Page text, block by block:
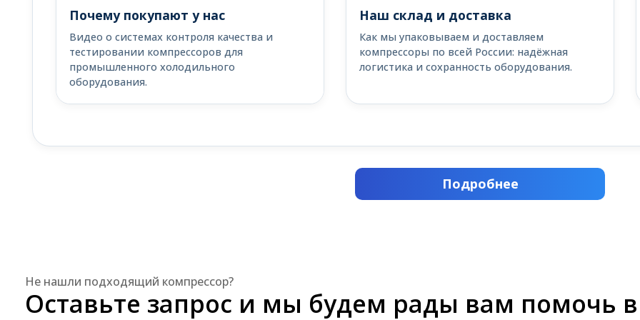
Почему покупают у нас
Видео о системах контроля качества и
тестировании компрессоров для
промышленного холодильного
оборудования.
Наш склад и доставка
Как мы упаковываем и доставляем
компрессоры по всей России: надёжная
логистика и сохранность оборудования.
Подробнее
Не нашли подходящий компрессор?
Оставьте запрос и мы будем рады вам помочь